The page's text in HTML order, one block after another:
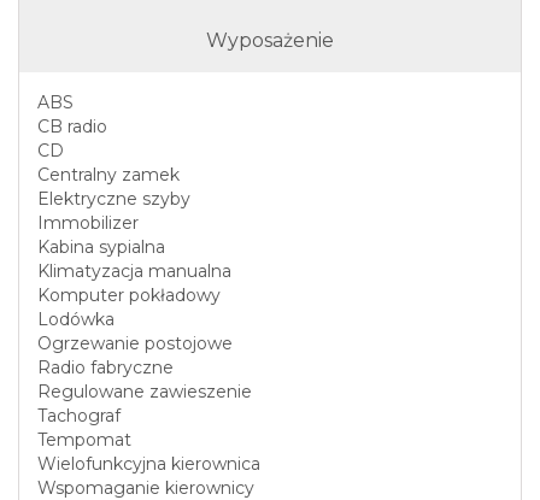
Wyposażenie
ABS
CB radio
CD
Centralny zamek
Elektryczne szyby
Immobilizer
Kabina sypialna
Klimatyzacja manualna
Komputer pokładowy
Lodówka
Ogrzewanie postojowe
Radio fabryczne
Regulowane zawieszenie
Tachograf
Tempomat
Wielofunkcyjna kierownica
Wspomaganie kierownicy